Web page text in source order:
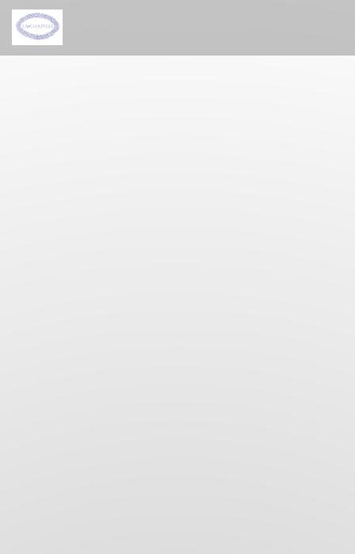
Painel de Gerenciamento de Cookies